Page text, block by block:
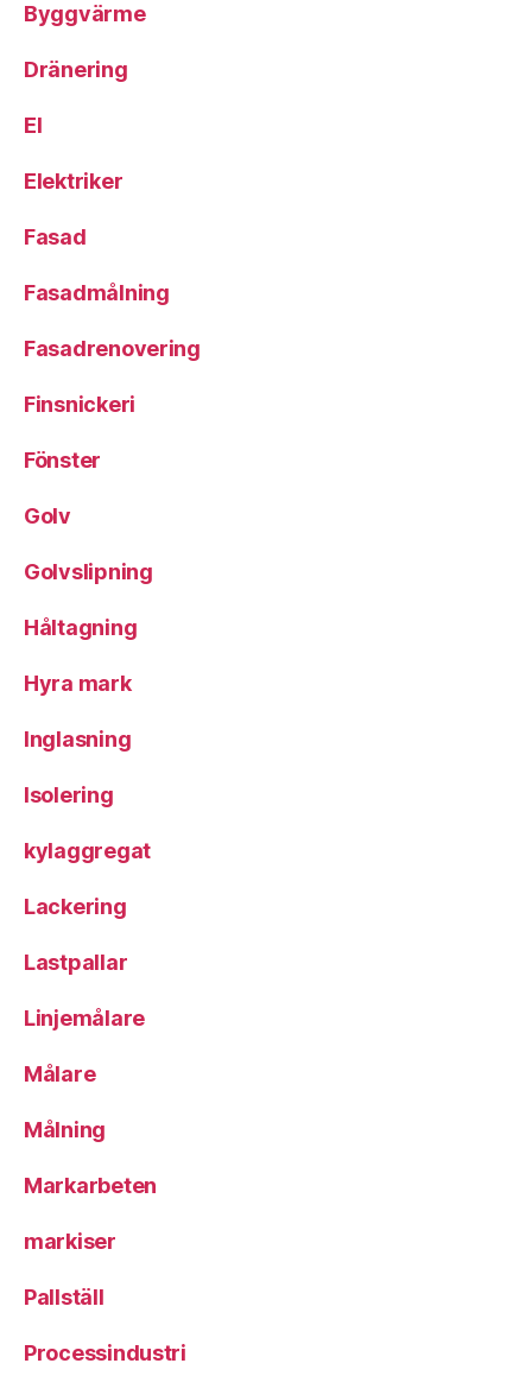
Byggvärme
Dränering
El
Elektriker
Fasad
Fasadmålning
Fasadrenovering
Finsnickeri
Fönster
Golv
Golvslipning
Håltagning
Hyra mark
Inglasning
Isolering
kylaggregat
Lackering
Lastpallar
Linjemålare
Målare
Målning
Markarbeten
markiser
Pallställ
Processindustri